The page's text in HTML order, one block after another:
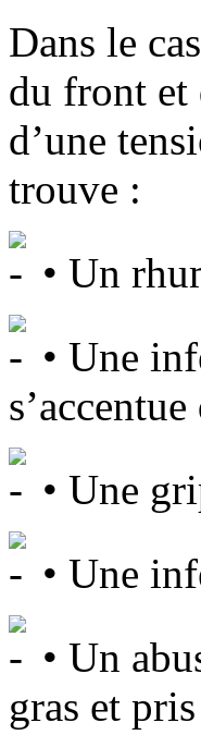
Dans le
du front et
d’une
trouve :
• Un
• Une
• Une
• Une
• Un
gras et